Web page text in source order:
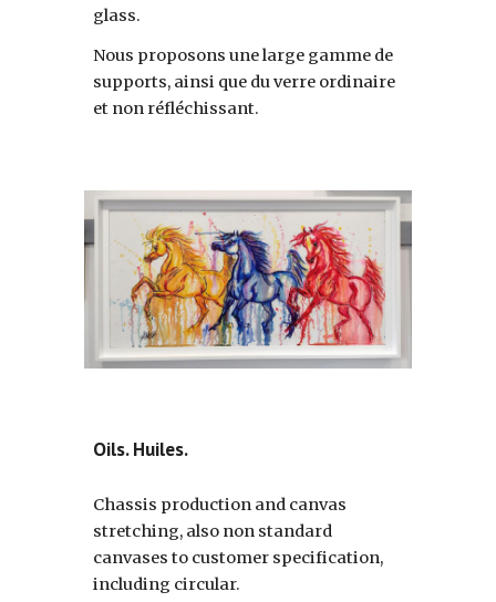
glass.
Nous proposons une large gamme de
supports, ainsi que du verre ordinaire
et non réfléchissant.
Oils. Huiles.
Chassis production and canvas
stretching, also non standard
canvases to customer specification,
including circular.